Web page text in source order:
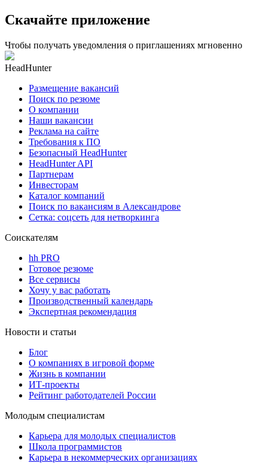
Скачайте приложение
Чтобы получать уведомления о приглашениях мгновенно
HeadHunter
Размещение вакансий
Поиск по резюме
О компании
Наши вакансии
Реклама на сайте
Требования к ПО
Безопасный HeadHunter
HeadHunter API
Партнерам
Инвесторам
Каталог компаний
Поиск по вакансиям в Александрове
Сетка: соцсеть для нетворкинга
Соискателям
hh PRO
Готовое резюме
Все сервисы
Хочу у вас работать
Производственный календарь
Экспертная рекомендация
Новости и статьи
Блог
О компаниях в игровой форме
Жизнь в компании
ИТ-проекты
Рейтинг работодателей России
Молодым специалистам
Карьера для молодых специалистов
Школа программистов
Карьера в некоммерческих организациях